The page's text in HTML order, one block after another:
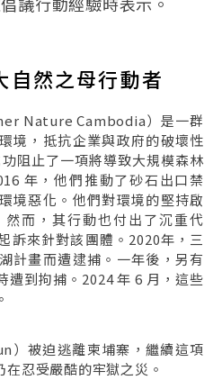
自然之母行動者
Nature Cambodia）是一群
境，抵抗企業與政府的破壞性
阻止了一項將導致大規模森林
年，他們推動了砂石出口禁
境惡化。他們對環境的堅持啟
而，其行動也付出了沉重代
訴來針對該團體。2020年，三
計畫而遭逮捕。一年後，另有
遭到拘捕。2024 年 6 月，這些
）被迫逃離柬埔寨，繼續這項
忍受嚴酷的牢獄之災。